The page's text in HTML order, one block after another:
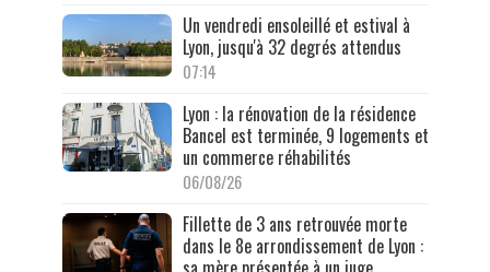
Un vendredi ensoleillé et estival à
Lyon, jusqu'à 32 degrés attendus
07:14
Lyon : la rénovation de la résidence
Bancel est terminée, 9 logements et
un commerce réhabilités
06/08/26
Fillette de 3 ans retrouvée morte
dans le 8e arrondissement de Lyon :